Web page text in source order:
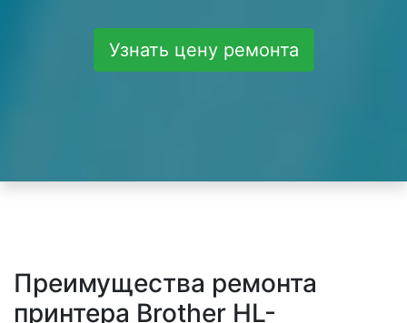
Узнать цену ремонта
Преимущества ремонта
принтера Brother HL-